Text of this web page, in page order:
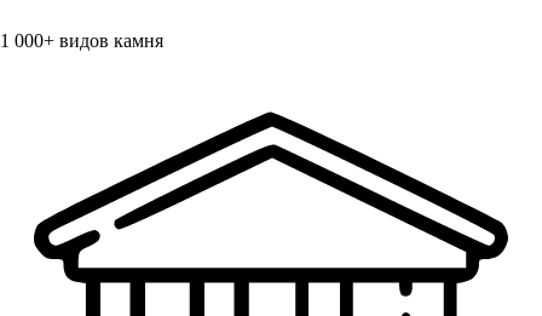
1 000+ видов камня